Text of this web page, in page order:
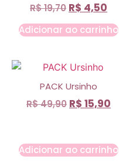
R$19,70 R$ 4,50
Adicionar ao carrinho
PACK Ursinho
R$49,90 R$ 15,90
Adicionar ao carrinho